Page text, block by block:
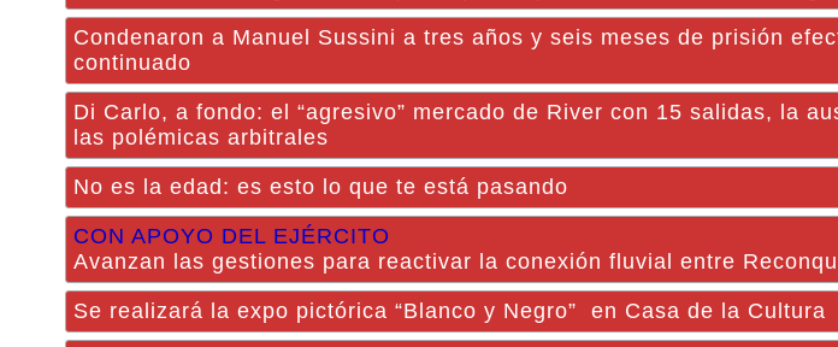
Condenaron a Manuel Sussini a tres años y seis meses de prisión
continuado
Di Carlo, a fondo: el “agresivo” mercado de River con 15 salidas, la
las polémicas arbitrales
No es la edad: es esto lo que te está pasando
CON APOYO DEL EJÉRCITO
Avanzan las gestiones para reactivar la conexión fluvial entre
Se realizará la expo pictórica “Blanco y Negro” en Casa de la Cultura